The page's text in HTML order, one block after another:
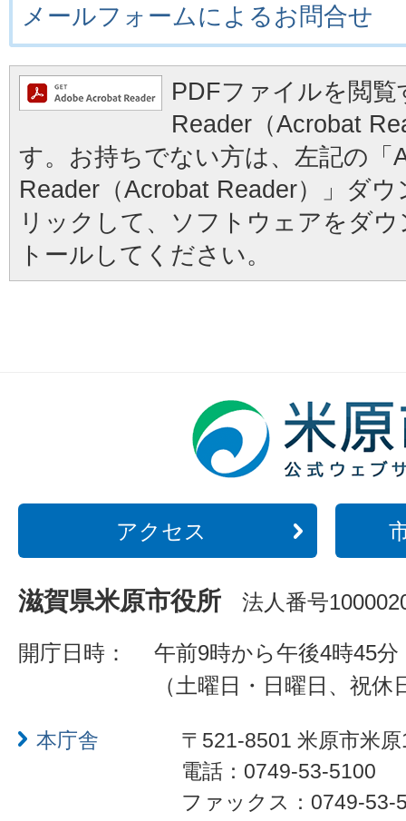
メールフォームによるお問合せ
PDFファイルを閲
Reader（Acrobat
す。お持ちでない方は、左記の「
Reader（Acrobat Reader）」ダ
リックして、ソフトウェアをダ
トールしてください。
アクセス
滋賀県米原市役所 法人番号
開庁日時：
午前9時から午後4時45分
（土曜日・日曜日、祝
本庁舎
〒521-8501 米原市米
電話：0749-53-5100
ファックス：0749-53-